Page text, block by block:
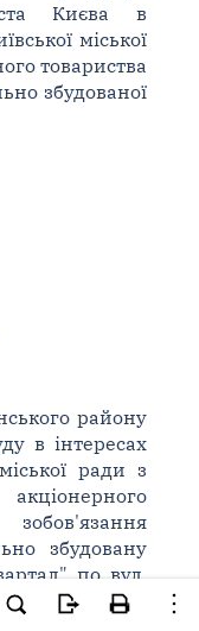
Києва в
міської
товариства
збудованої
району
в інтересах
ради з
збудовану
по вул.
привести